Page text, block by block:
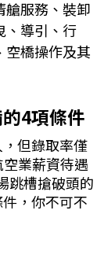
艙服務、裝卸
、導引、行
空橋操作及其
4項條件
但錄取率僅
業薪資待遇
跳槽搶破頭的
，你不可不